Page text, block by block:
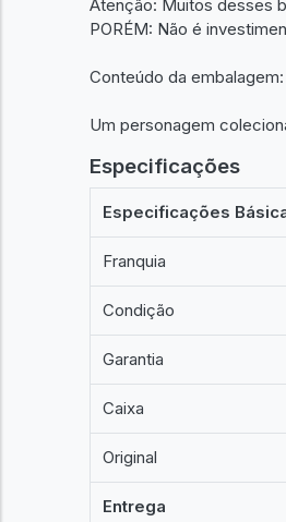
Atenção: Muitos desses
PORÉM: Não é
Conteúdo da embalagem:
Um personagem
Especificações
Especificações
Franquia
Condição
Garantia
Caixa
Original
Entrega